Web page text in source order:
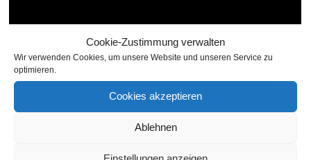
Cookie-Zustimmung verwalten
Wir verwenden Cookies, um unsere Website und unseren Service zu
optimieren.
Cookies akzeptieren
Ablehnen